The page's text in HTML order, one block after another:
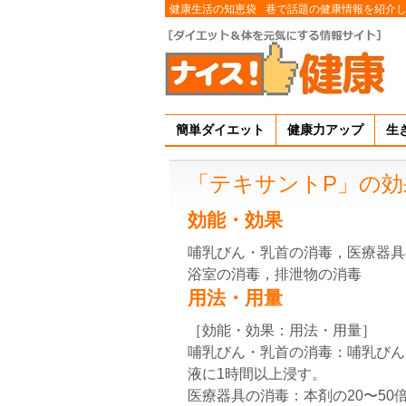
健康生活の知恵袋 巷で話題の健康情報を紹介
簡単ダイエット 健康力アップ 生
「テキサントP」の
効能・効果
哺乳びん・乳首の消毒，医療器
浴室の消毒，排泄物の消毒
用法・用量
［効能・効果：用法・用量］
哺乳びん・乳首の消毒：哺乳び
液に1時間以上浸す。
医療器具の消毒：本剤の20〜50